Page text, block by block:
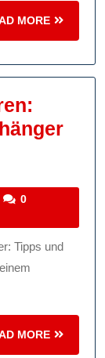
MORE
READ
MORE
stefanocoletti
0
MORE
READ
MORE